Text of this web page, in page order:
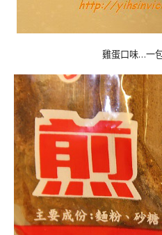
雞蛋口味…一